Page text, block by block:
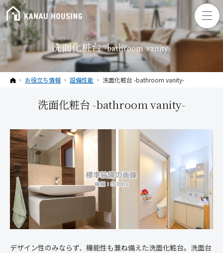
洗面化粧台 -bathroom vanity-
ホーム
お役立ち情報 設備性能 洗面化粧台 -bathroom vanity-
洗面化粧台 -bathroom vanity-
デザイン性のみならず、機能性も兼ね備えた洗面化粧台。洗面台